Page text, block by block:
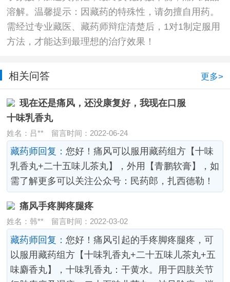
溶解。温馨提示：因藏药的特殊性，请勿擅自用药。
需经过专业藏医、藏药师辩症清楚后，1对1制定服用
方法，才能达到最理想的治疗效果！
相关问答 更多>
现在还是痛风，还没康复好，我现在口服
十味乳香丸
姓名：吕**留言时间：2022-06-24
藏药师回复：您好！痛风可以服用藏药组方【十味
乳香丸+二十五味儿茶丸】，外用【青鹏软膏】，如
需了解更多可以关注公众号：民药郎，扎西德勒！
痛风手疼脚疼腿疼
姓名：韩**留言时间：2022-03-02
藏药师回复：您好！痛风引起的手疼脚疼腿疼，可
以服用藏药组方【十味乳香丸+二十五味儿茶丸+五
味麝香丸】，十味乳香丸：干黄水。用于四肢关节